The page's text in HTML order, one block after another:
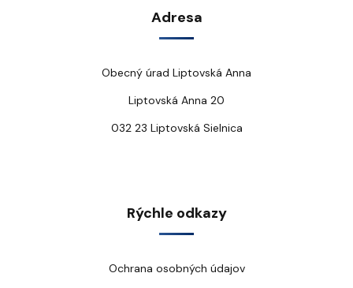
Adresa
Obecný úrad Liptovská Anna
Liptovská Anna 20
032 23 Liptovská Sielnica
Rýchle odkazy
Ochrana osobných údajov